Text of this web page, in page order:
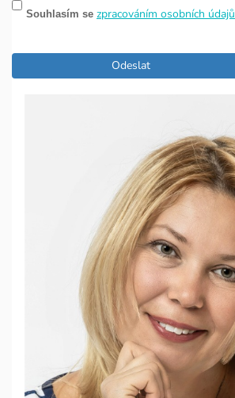
Souhlasím se zpracováním osobních údajů
Odeslat